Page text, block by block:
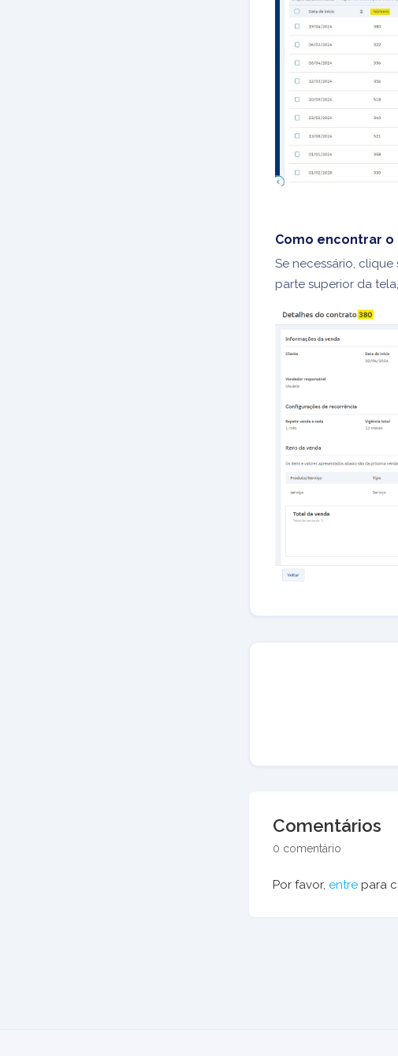
Como encontrar
Se necessário,
parte superior da
Comentários
0 comentário
Por favor, entre para